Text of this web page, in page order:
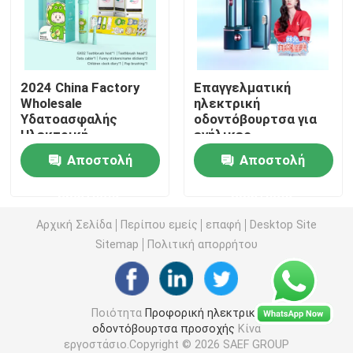
επανακαταλογηστέα ηλεκτρική οδοντόβουρτσα
Ενήλικη ηλεκτρική οδοντόβουρτσα
Ηλεκτρική οδοντόβουρτσα παιδιών
Έξυπνη ηλεκτρική οδοντόβουρτσα
2024 China Factory
Wholesale
Υδατοασφαλής
Ηλεκτρική
Οδοντόβουρτσά με
έξυπνο χρονόμετρο
Αποστολή
Επαγγελματική
ηλεκτρική
οδοντόβουρτσα για
ενήλικες
Προσαρμόσιμο
εξοπλισμό
απολύμανσης
θήκη ταξιδιού
Αποστολή
Αρχική Σελίδα Περίπου εμείς επαφή
Desktop Site
Sitemap
Πολιτική απορρήτου
Ποιότητα Προφορική ηλεκτρική
οδοντόβουρτσα προσοχής Κίνα
εργοστάσιο.Copyright © 2026 SAEF GROUP